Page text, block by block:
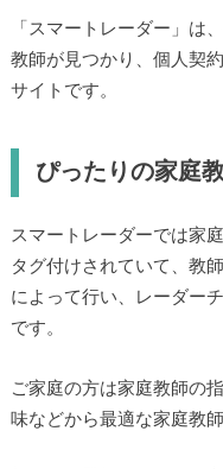
「スマートレーダー」は
教師が見つかり、個人契
サイトです。
ぴったりの家庭
スマートレーダーでは家
タグ付けされていて、教
によって行い、レーダー
です。
ご家庭の方は家庭教師の
味などから最適な家庭教